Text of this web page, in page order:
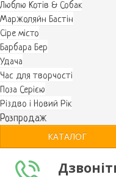
Люблю Котів & Собак
Маржоляйн Бастін
Cіре місто
Барбара Бер
Удача
Час для творчості
Поза Серією
Різдво і Новий Рік
Розпродаж
КАТАЛОГ